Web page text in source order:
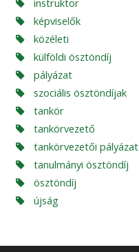
instruktor
képviselők
közéleti
külföldi ösztöndíj
pályázat
szociális ösztöndíjak
tankör
tankörvezető
tankörvezetői pályázat
tanulmányi ösztöndíj
ösztöndíj
újság